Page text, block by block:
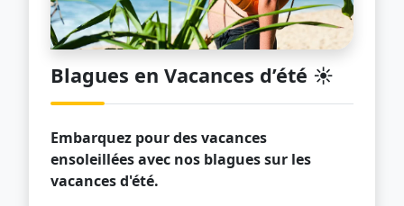
Blagues en Vacances d’été ☀️
Embarquez pour des vacances
ensoleillées avec nos blagues sur les
vacances d'été.